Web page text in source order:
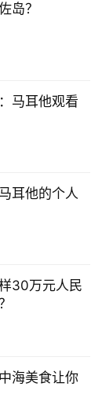
岛？
马耳他观看
耳他的个人
30万元人民
海美食让你